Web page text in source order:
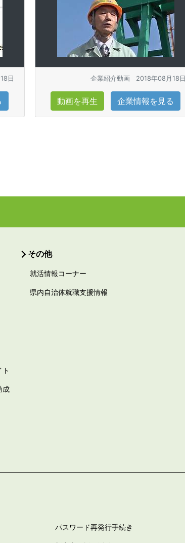
日 企業紹介動画 2018年08月18日
動画を再生 企業情報を見る
成
その他
就活情報コーナー
県内自治体就職支援情報
パスワード再発行手続き